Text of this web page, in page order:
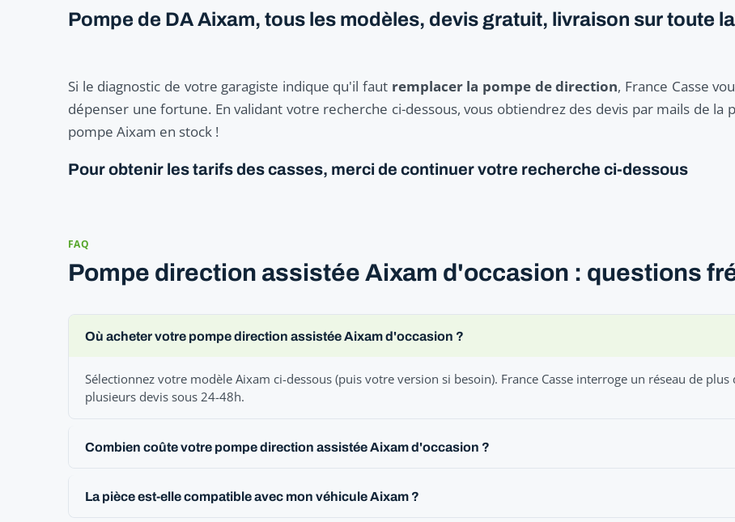
Pompe de DA Aixam, tous les modèles, devis gratuit, livraison sur toute
Si le diagnostic de votre garagiste indique qu'il faut remplacer la pompe de direction, France Casse
dépenser une fortune. En validant votre recherche ci-dessous, vous obtiendrez des devis par mails de la
pompe Aixam en stock !
Pour obtenir les tarifs des casses, merci de continuer votre recherche ci-dessous
FAQ
Pompe direction assistée Aixam d'occasion : questions
Où acheter votre pompe direction assistée Aixam d'occasion ?
Sélectionnez votre modèle Aixam ci-dessous (puis votre version si besoin). France Casse interroge un réseau de
plusieurs devis sous 24-48h.
Combien coûte votre pompe direction assistée Aixam d'occasion ?
La pièce est-elle compatible avec mon véhicule Aixam ?